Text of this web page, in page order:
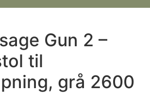
Gun 2 –
til
grå 2600